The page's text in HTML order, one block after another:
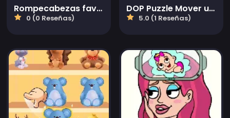
Rompecabezas favoritos
0 (0 Reseñas)
DOP Puzzle Mover una Parte
5.0 (1 Reseñas)